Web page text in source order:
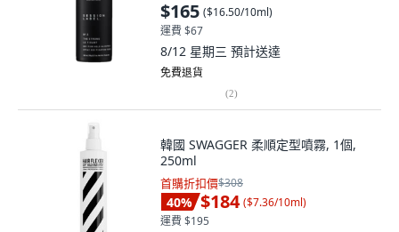
$165 ($16.50/10ml)
運費 $67
8/12 星期三 預計送達
免費退貨
(2)
韓國 SWAGGER 柔順定型噴霧, 1個,
250ml
首購折扣價$308
40% $184 ($7.36/10ml)
運費 $195